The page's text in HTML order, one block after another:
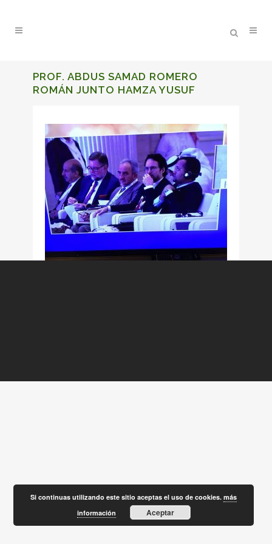
PROF. ABDUS SAMAD ROMERO
ROMÁN JUNTO HAMZA YUSUF
Si continuas utilizando este sitio aceptas el uso de cookies.más
información
Aceptar